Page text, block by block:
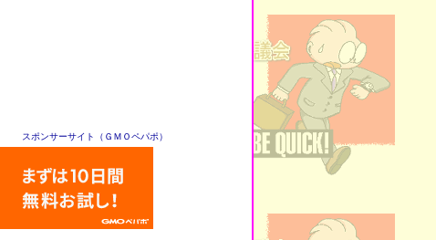
スポンサーサイト（ＧＭＯペパポ）